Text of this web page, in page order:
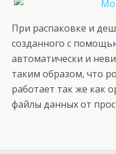
При распаковке и
созданного с
автоматически и
таким образом, что
работает так же как
файлы данных от